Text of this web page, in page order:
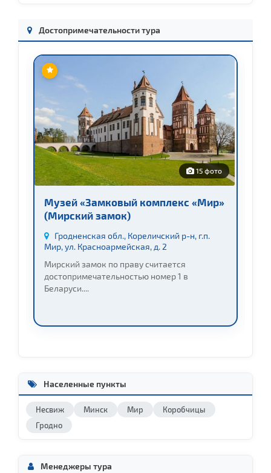
Достопримечательности тура
15 фото
Музей «Замковый комплекс «Мир»
(Мирский замок)
Гродненская обл., Кореличский р-н, г.п.
Мир, ул. Красноармейская, д. 2
Мирский замок по праву считается
достопримечательностью номер 1 в
Беларуси....
Населенные пункты
Несвиж Минск Мир
Коробчицы
Гродно
Менеджеры тура